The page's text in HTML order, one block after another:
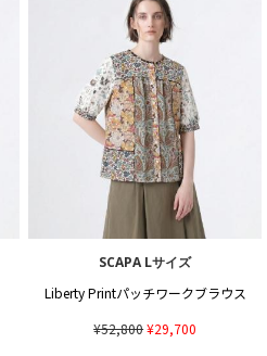
SCAPA Lサイズ
Liberty Printパッチワークブラウス
¥52,800¥29,700